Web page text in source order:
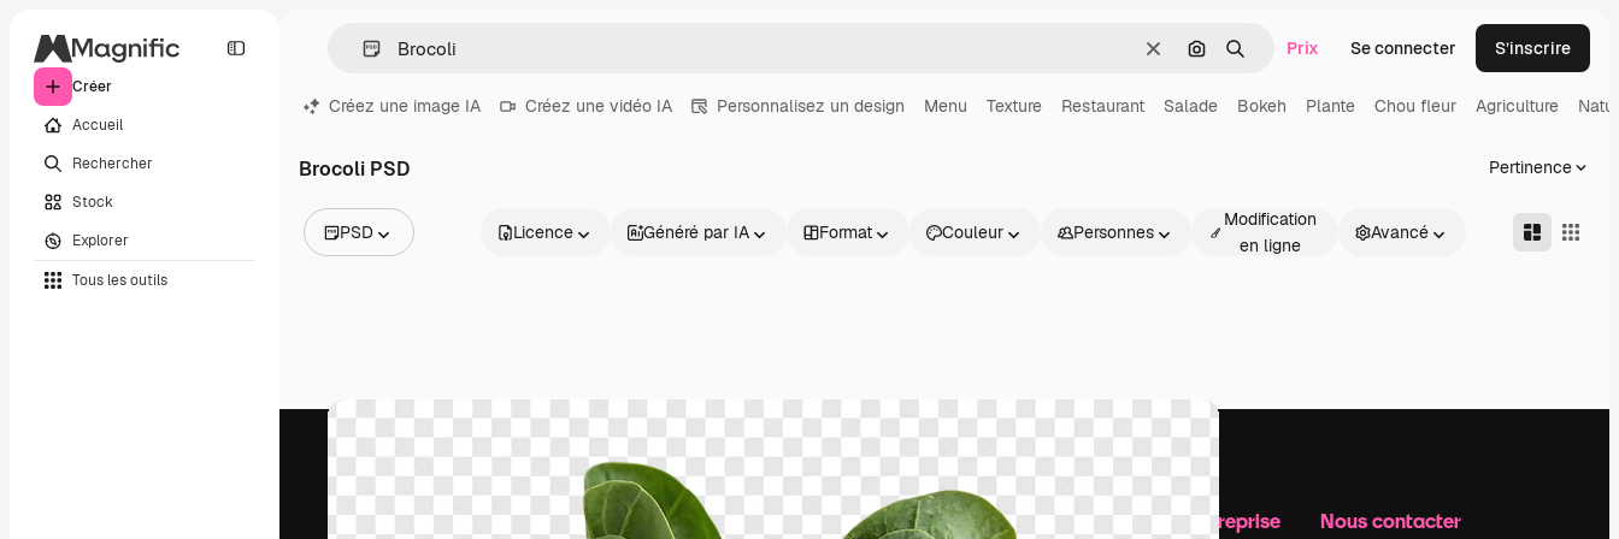
Créer
Accueil
Rechercher
Stock
Explorer
Tous les outils
EffacerRechercher par image
Rechercher
Prix Se connecter S’inscrire
Créez une image IA Créez une vidéo IA Personnalisez un design Menu Texture Restaurant Salade Bokeh Plante Chou fleur Agriculture
Brocoli PSD Pertinence
PSD
Vidéos
Icônes
Modèles 3D
Polices
Licence Généré par IA Format Couleur Personnes
Modification
en ligne
Avancé
Produits Commencer Notre entreprise Nous contacter